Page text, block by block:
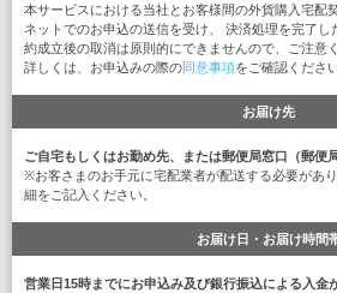
本サービスにおける当社とお客様間の外貨購入宅配
ネットでのお申込の送信を受け、 決済処理を完了し
約成立後の取消は原則的にできませんので、ご注意
詳しくは、お申込みの際の同意事項をご確認ください
お届け先
ご自宅もしくはお勤め先、または郵便局窓口（郵便局
※お客さまのお手元に宅配業者が配送する必要があ
細をご記入ください。
お届け日・お届け時間
営業日15時までにお申込み及び銀行振込による入金